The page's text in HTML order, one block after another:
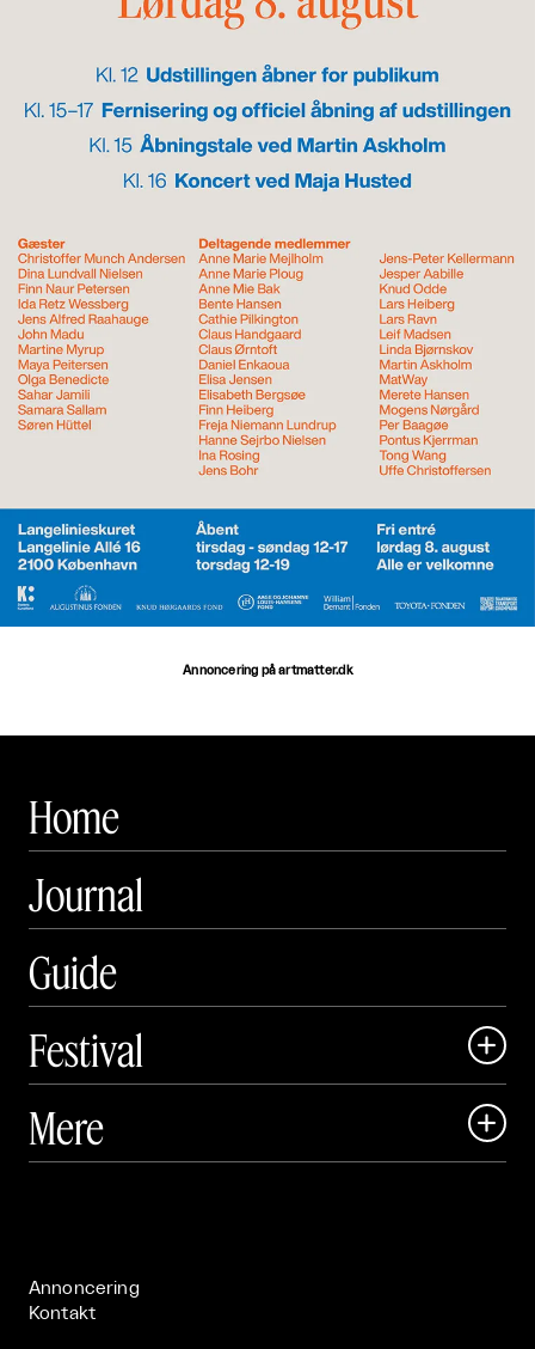
Annoncering på artmatter.dk
Home
Journal
Guide
Festival

 Art Matter Festival
Mere 
Annoncering
Kontakt